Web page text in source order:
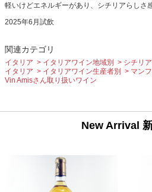
軽いけどエネルギーがあり、シチリアらしさ
2025年6月試飲
関連カテゴリ
イタリア イタリアワイン地域別
シチリ
イタリア
イタリアワイン生産者別
マン
Vin Amisさん取り扱いワイン
New Arrival